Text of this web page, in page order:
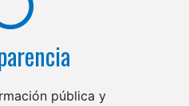
pública y